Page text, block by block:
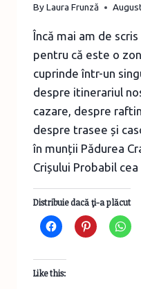
ByLaura Frunză
Încă mai am de
pentru că este o
cuprinde într-un
despre itinerariul
cazare, despre
despre trasee și
în munții Pădurea
Crișului Probabil
Distribuie dacă ţi-a plăcut
Like this: